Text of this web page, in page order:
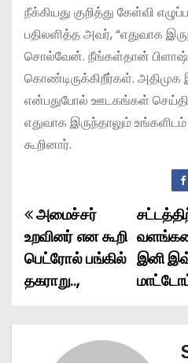
நீக்கியது குறித்து கேள்வி
பதிலளித்த அவர், “எதுவாக
சொல்வேன். நீங்கள்தான் பிளாஷ்
கொண்டிருக்கிறீர்கள். அதிமுக
என்பதுபோல் ஊடகங்கள் செய்தி
எதுவாக இருந்தாலும்
கூறினார்.
P
o
s
t
இனி
அமைச்சர்
உறவினர் என கூறி
பெட்ரோல் பங்கில்
தகராறு..,